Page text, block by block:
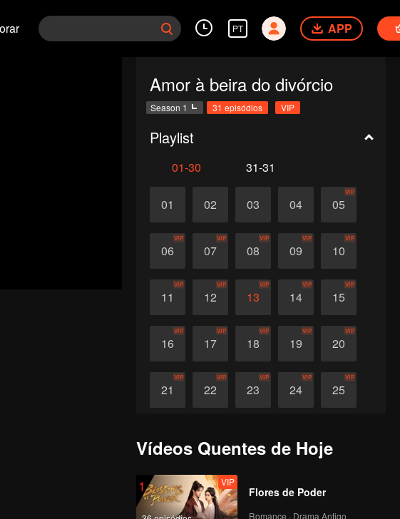
PT APP
Amor à beira do divórcio
Season 1 31 episódios VIP
Playlist
01-30 31-31
01 02 03 04 05
VIP
06
VIP
07
VIP
08
VIP
09
VIP
10
VIP
11
VIP
12
VIP
13
VIP
14
VIP
15
VIP
16
VIP
17
VIP
18
VIP
19
VIP
20
VIP
21
VIP
22
VIP
23
VIP
24
VIP
25
VIP
Vídeos Quentes de Hoje
1 VIP
Flores de Poder
Romance · Drama Antigo